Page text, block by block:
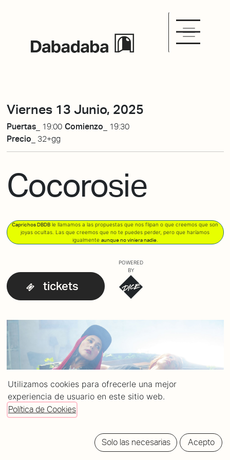
Viernes 13 Junio, 2025
Puertas_ 19:00 Comienzo_
19:30
Precio_ 32+gg
Cocorosie
Caprichos DBDB le llamamos a las propuestas que nos flipan o que creemos que son
joyas ocultas. Las que creemos que no te puedes perder, pero que haríamos
igualmente aunque no viniera nadie.
tickets
POWERED
BY
Utilizamos cookies para ofrecerle una mejor
experiencia de usuario en este sitio web.
Política de Cookies
Solo las necesarias Acepto